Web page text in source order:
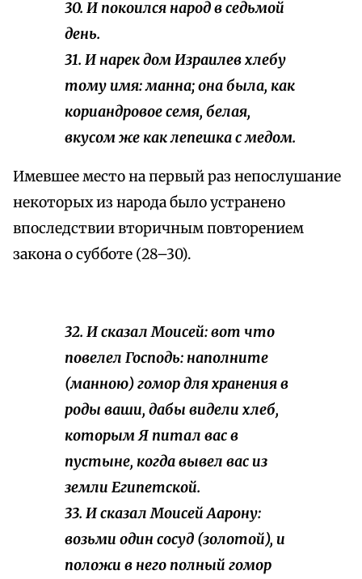
30. И покоился народ в седьмой
день.
31. И нарек дом Израилевхлебу
тому имя: манна; она была, как
кориандровое семя, белая,
вкусом же как лепешка с медом.
Имевшее место на первый раз непослушание
некоторых из народа было устранено
впоследствии вторичным повторением
закона о субботе (28–30).
32. И сказал Моисей: вот что
повелел Господь: наполните
(манною) гомор для хранения в
роды ваши, дабы видели хлеб,
которым Я питал вас в
пустыне, когда вывел вас из
земли Египетской.
33. И сказал Моисей Аарону:
возьми один сосуд (золотой), и
положи в него полный гомор